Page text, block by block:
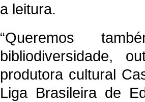
a leitura.
“Queremos
bibliodiversidade,
produtora cultural
Liga Brasileira de